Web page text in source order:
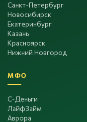
Санкт-Петербург
Новосибирск
Екатеринбург
Казань
Красноярск
Нижний Новгород
МФО
С-Деньги
ЛайфЗайм
Аврора